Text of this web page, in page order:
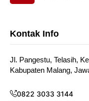
Kontak Info
Jl. Pangestu, Telasih,
Kabupaten Malang,
0822 3033 3144